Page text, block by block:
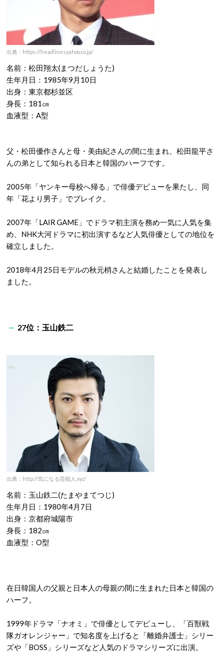
出典：https://headlines.yahoo.co.jp/
名前：松田翔太(まつだしょうた)
生年月日：1985年9月10日
出身：東京都杉並区
身長：181㎝
血液型：A型
父・松田優作さんと母・美由紀さんの間に生まれ、松田龍平さ
んの弟として知られる日本と韓国のハーフです。
2005年「ヤンキー母校へ帰る」で俳優デビューを果たし、同
年「花より男子」でブレイク。
2007年「LAIR GAME」でドラマ初主演を務め一気に人気を集
め、NHK大河ドラマに初出演するなど人気俳優としての地位を
確立しました。
2018年4月25日モデルの秋元梢さんと結婚したことを発表し
ました。
27位：玉山鉄二
出典：http://気になる芸能人.xyz/
名前：玉山鉄二(たまやまてつじ)
生年月日：1980年4月7日
出身：京都府城陽市
身長：182㎝
血液型：O型
在日韓国人の父親と日本人の母親の間に生まれた日本と韓国の
ハーフ。
1999年ドラマ「ナオミ」で俳優としてデビューし、「百獣戦
隊ガオレンジャー」で知名度を上げると「離婚弁護士」シリー
ズや「BOSS」シリーズなど人気のドラマシリーズに出演。